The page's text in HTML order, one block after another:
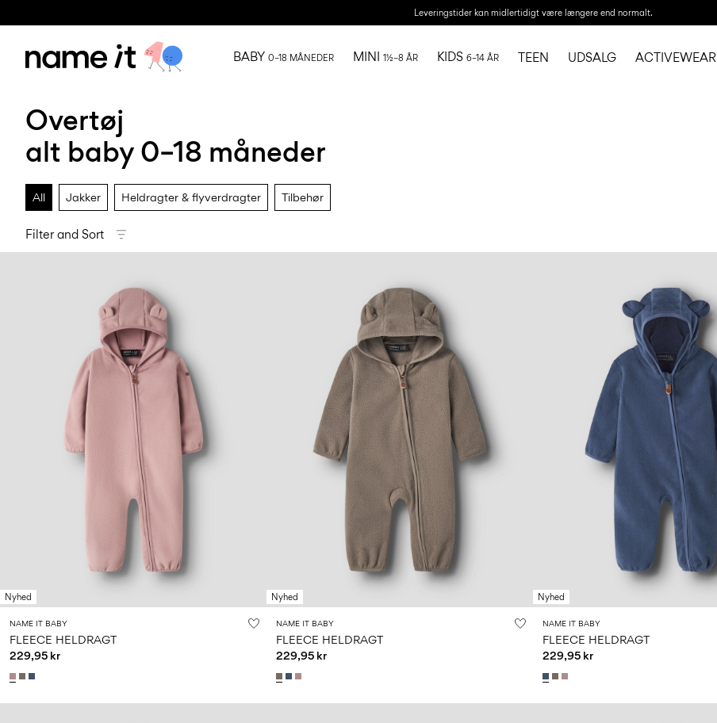
Leveringstider kan midlertidigt være længere end normalt.
BABY 0–18 MÅNEDER MINI 1½–8 ÅR KIDS 6–14 ÅR TEEN UDSALG ACTIVEWEAR
Overtøj
alt baby 0–18 måneder
All Jakker Heldragter & flyverdragter Tilbehør
Filter and Sort
Nyhed
NAME IT BABY
FLEECE HELDRAGT
229,95 kr
Nyhed
NAME IT BABY
FLEECE HELDRAGT
229,95 kr
Nyhed
NAME IT BABY
FLEECE HELDRAGT
229,95 kr